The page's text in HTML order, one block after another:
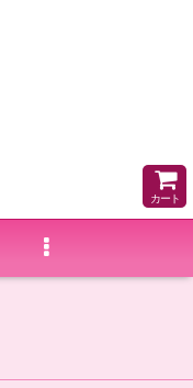
カート